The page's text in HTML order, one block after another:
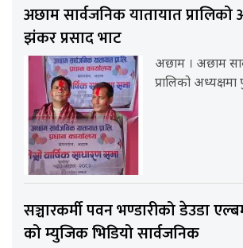
अछाम सार्वजनिक यातायात प्रालिको
झंकर प्रसाद भाट
अछाम । अछाम
प्रालिको
सञ्चारकर्मी पवन भण्डारीको डेउडा
को म्युजिक भिडियो सार्वजनिक